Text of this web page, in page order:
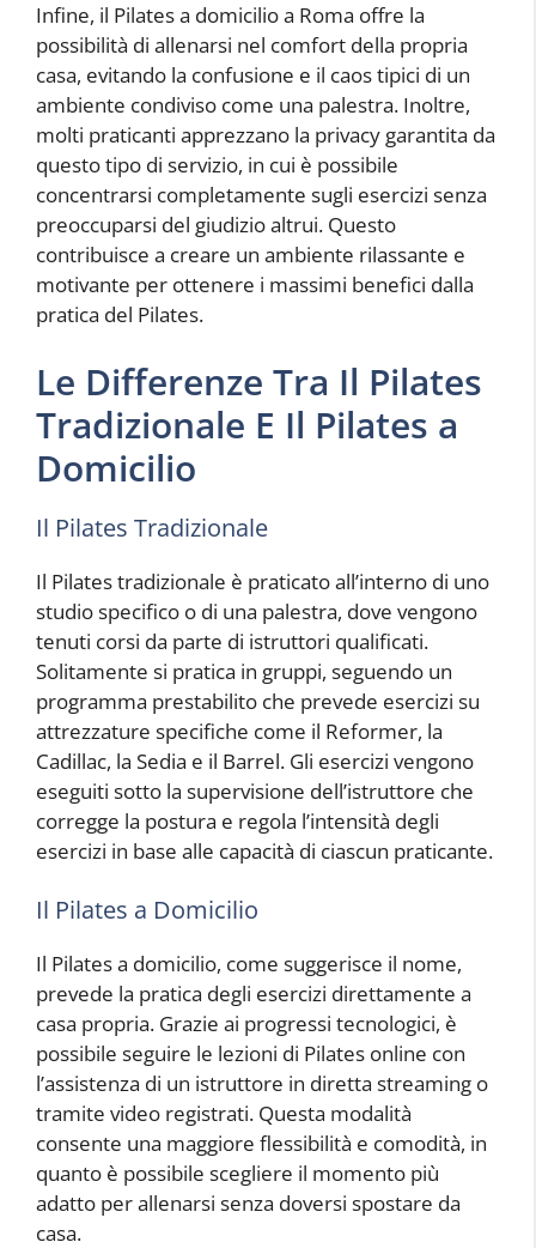
Infine, il Pilates a domicilio a Roma offre la
possibilità di allenarsi nel comfort della propria
casa, evitando la confusione e il caos tipici di un
ambiente condiviso come una palestra. Inoltre,
molti praticanti apprezzano la privacy garantita da
questo tipo di servizio, in cui è possibile
concentrarsi completamente sugli esercizi senza
preoccuparsi del giudizio altrui. Questo
contribuisce a creare un ambiente rilassante e
motivante per ottenere i massimi benefici dalla
pratica del Pilates.
Le Differenze Tra Il Pilates
Tradizionale E Il Pilates a
Domicilio
Il Pilates Tradizionale
Il Pilates tradizionale è praticato all’interno di uno
studio specifico o di una palestra, dove vengono
tenuti corsi da parte di istruttori qualificati.
Solitamente si pratica in gruppi, seguendo un
programma prestabilito che prevede esercizi su
attrezzature specifiche come il Reformer, la
Cadillac, la Sedia e il Barrel. Gli esercizi vengono
eseguiti sotto la supervisione dell’istruttore che
corregge la postura e regola l’intensità degli
esercizi in base alle capacità di ciascun praticante.
Il Pilates a Domicilio
Il Pilates a domicilio, come suggerisce il nome,
prevede la pratica degli esercizi direttamente a
casa propria. Grazie ai progressi tecnologici, è
possibile seguire le lezioni di Pilates online con
l’assistenza di un istruttore in diretta streaming o
tramite video registrati. Questa modalità
consente una maggiore flessibilità e comodità, in
quanto è possibile scegliere il momento più
adatto per allenarsi senza doversi spostare da
casa.